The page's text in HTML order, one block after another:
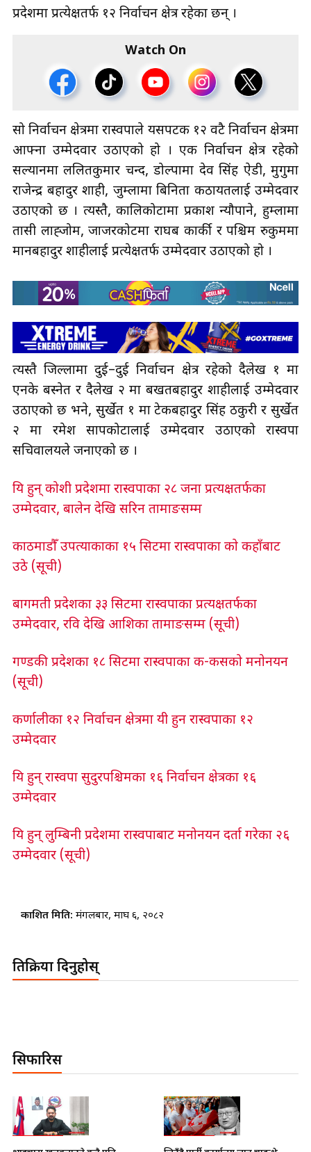
प्रदेशमा प्रत्येक्षतर्फ १२ निर्वाचन क्षेत्र रहेका छन् ।
Watch On
सो निर्वाचन क्षेत्रमा रास्वपाले यसपटक १२ वटै निर्वाचन क्षेत्रमा
आफ्ना उम्मेदवार उठाएको हो । एक निर्वाचन क्षेत्र रहेको
सल्यानमा ललितकुमार चन्द, डोल्पामा देव सिंह ऐडी, मुगुमा
राजेन्द्र बहादुर शाही, जुम्लामा बिनिता कठायतलाई उम्मेदवार
उठाएको छ । त्यस्तै, कालिकोटामा प्रकाश न्यौपाने, हुम्लामा
तासी लाह्जोम, जाजरकोटमा राघब कार्की र पश्चिम रुकुममा
मानबहादुर शाहीलाई प्रत्येक्षतर्फ उम्मेदवार उठाएको हो ।
त्यस्तै जिल्लामा दुई–दुई निर्वाचन क्षेत्र रहेको दैलेख १ मा
एनके बस्नेत र दैलेख २ मा बखतबहादुर शाहीलाई उम्मेदवार
उठाएको छ भने, सुर्खेत १ मा टेकबहादुर सिंह ठकुरी र सुर्खेत
२ मा रमेश सापकोटालाई उम्मेदवार उठाएको रास्वपा
सचिवालयले जनाएको छ ।
यि हुन् कोशी प्रदेशमा रास्वपाका २८ जना प्रत्यक्षतर्फका
उम्मेदवार, बालेन देखि सरिन तामाङसम्म
काठमाडौँ उपत्याकाका १५ सिटमा रास्वपाका काे कहाँबाट
उठे (सूची)
बागमती प्रदेशका ३३ सिटमा रास्वपाका प्रत्यक्षतर्फका
उम्मेदवार, रवि देखि आशिका तामाङसम्म (सूची)
गण्डकी प्रदेशका १८ सिटमा रास्वपाका क-कसकाे मनाेनयन
(सूची)
कर्णालीका १२ निर्वाचन क्षेत्रमा यी हुन रास्वपाका १२
उम्मेदवार
यि हुन् रास्वपा सुदुरपश्चिमका १६ निर्वाचन क्षेत्रका १६
उम्मेदवार
यि हुन् लुम्बिनी प्रदेशमा रास्वपाबाट मनोनयन दर्ता गरेका २६
उम्मेदवार (सूची)
प्रकाशित मिति: मंगलबार, माघ ६, २०८२
प्रतिक्रिया दिनुहोस्
सिफारिस